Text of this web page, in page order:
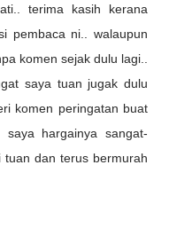
terima kasih kerana
pembaca ni.. walaupun
komen sejak dulu lagi..
saya tuan jugak dulu
komen peringatan buat
hargainya sangat-
dan terus bermurah